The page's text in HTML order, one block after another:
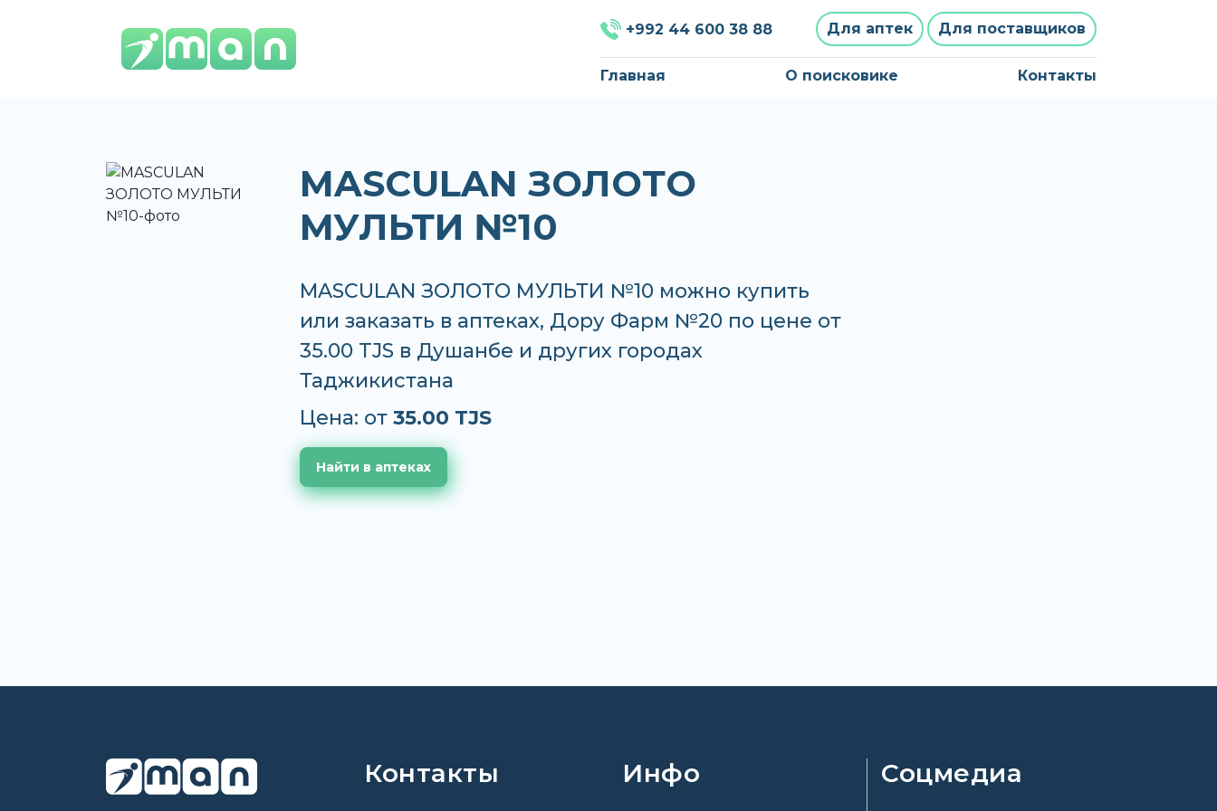
+992 44 600 38 88 Для аптек Для поставщиков
Главная О поисковике Контакты
MASCULAN ЗОЛОТО
МУЛЬТИ №10
MASCULAN ЗОЛОТО МУЛЬТИ №10 можно купить
или заказать в аптеках, Дору Фарм №20 по цене от
35.00 TJS в Душанбе и других городах
Таджикистана
Цена: от 35.00 TJS
Найти в аптеках
Контакты Инфо Соцмедиа